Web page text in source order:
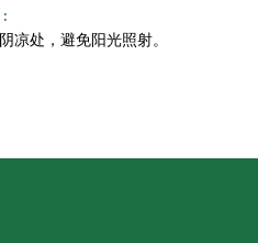
:
凉处，避免阳光照射。